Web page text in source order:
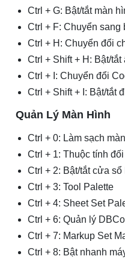
Ctrl + G: Bật/tắt màn
Ctrl + F: Chuyển sang
Ctrl + H: Chuyển đổi
Ctrl + Shift + H: Bật/tắt
Ctrl + I: Chuyển đổi
Ctrl + Shift + I: Bật/tắt
Quản Lý Màn Hình
Ctrl + 0: Làm sạch
Ctrl + 1: Thuộc tính
Ctrl + 2: Bật/tắt cửa
Ctrl + 3: Tool Palette
Ctrl + 4: Sheet Set
Ctrl + 6: Quản lý
Ctrl + 7: Markup Set
Ctrl + 8: Bật nhanh